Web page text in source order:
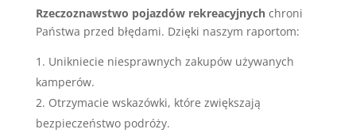
Rzeczoznawstwo pojazdów rekreacyjnychchroni
Państwa przed błędami. Dzięki naszym raportom:
Unikniecie niesprawnych zakupów używanych
kamperów.
Otrzymacie wskazówki, które zwiększają
bezpieczeństwo podróży.